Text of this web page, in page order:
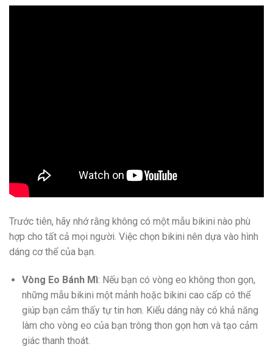
Trước tiên, hãy nhớ rằng không có một mẫu bikini nào phù
hợp cho tất cả mọi người. Việc chọn bikini nên dựa vào hình
dáng cơ thể của bạn.
Vòng Eo Bánh Mì: Nếu bạn có vòng eo không thon gọn,
những mẫu bikini một mảnh hoặc bikini cao cấp có thể
giúp bạn cảm thấy tự tin hơn. Kiểu dáng này có khả năng
làm cho vòng eo của bạn trông thon gọn hơn và tạo cảm
giác thanh thoát.